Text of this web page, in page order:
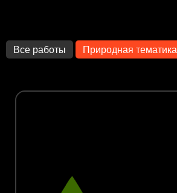
Все работы Природная тематика